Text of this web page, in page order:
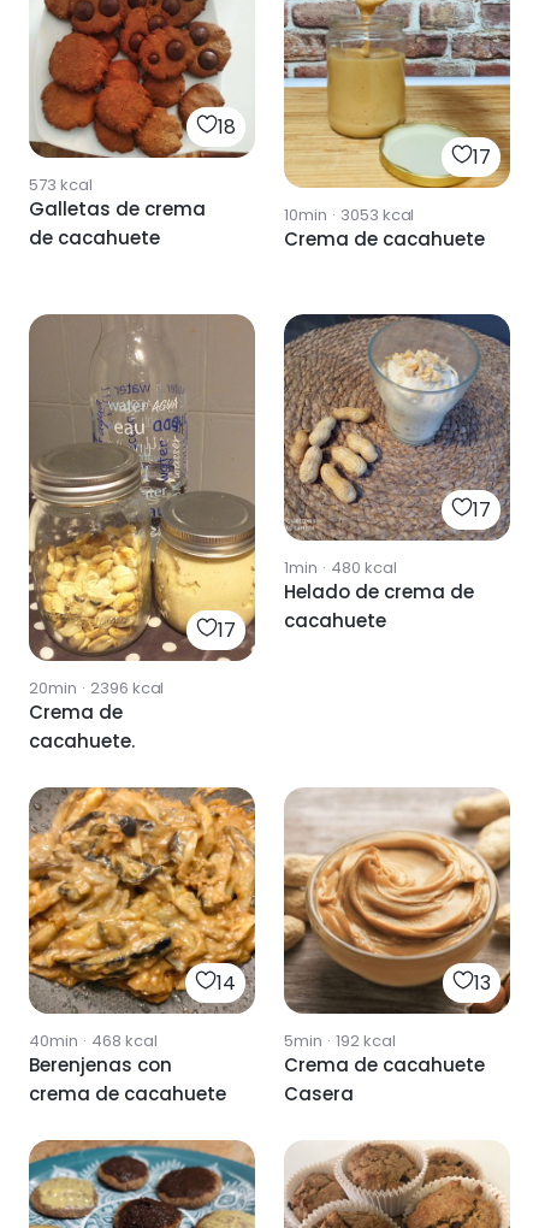
18
573 kcal
Galletas de crema
de cacahuete
17
10min · 3053 kcal
Crema de cacahuete
17
20min · 2396 kcal
Crema de
cacahuete.
17
1min · 480 kcal
Helado de crema de
cacahuete
14
40min · 468 kcal
Berenjenas con
crema de cacahuete
13
5min · 192kcal
Crema de cacahuete
Casera